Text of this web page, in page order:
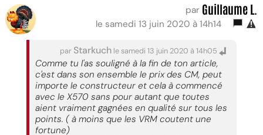
par Guillaume L.
le samedi 13 juin 2020 à 14h14
par Starkuch le samedi 13 juin 2020 à 14h05
Comme tu l'as souligné à la fin de ton article,
c'est dans son ensemble le prix des CM, peut
importe le constructeur et cela à commencé
avec le X570 sans pour autant que toutes
aient vraiment gagnées en qualité sur tous les
points. ( à moins que les VRM coutent une
fortune)